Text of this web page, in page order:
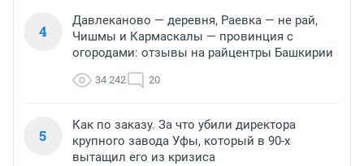
4
Давлеканово — деревня, Раевка — не рай,
Чишмы и Кармаскалы — провинция с
огородами: отзывы на райцентры Башкирии
34 242 20
5
Как по заказу. За что убили директора
крупного завода Уфы, который в 90-х
вытащил его из кризиса